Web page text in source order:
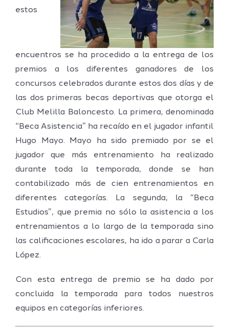
estos
encuentros se ha procedido a la entrega de los
premios a los diferentes ganadores de los
concursos celebrados durante estos dos días y de
las dos primeras becas deportivas que otorga el
Club Melilla Baloncesto. La primera, denominada
“Beca Asistencia” ha recaído en el jugador infantil
Hugo Mayo. Mayo ha sido premiado por se el
jugador que más entrenamiento ha realizado
durante toda la temporada, donde se han
contabilizado más de cien entrenamientos en
diferentes categorías. La segunda, la “Beca
Estudios”, que premia no sólo la asistencia a los
entrenamientos a lo largo de la temporada sino
las calificaciones escolares, ha ido a parar a Carla
López.
Con esta entrega de premio se ha dado por
concluida la temporada para todos nuestros
equipos en categorías inferiores.